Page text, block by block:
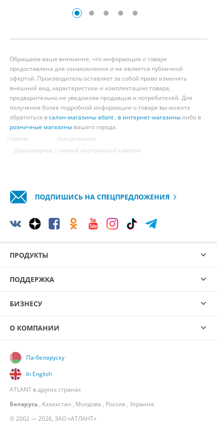
Обращаем ваше внимание, что информация о товаре
предоставлена для ознакомления и не является публичной
офертой. Производитель оставляет за собой право изменять
внешний вид, характеристики и комплектацию товара,
предварительно не уведомляя продавцов и потребителей. Для
получения более подробной информации о товаре вы можете
обратиться всалон-магазины atlant , в интернет-магазинылибо в
розничные магазины вашего города.
Главная
Холодильники
Двухкамерные с нижней морозильной камерой
ПОДПИШИСЬ НА СПЕЦПРЕДЛОЖЕНИЯ
ПРОДУКТЫ
ПОДДЕРЖКА
БИЗНЕСУ
О КОМПАНИИ
© 2002 — 2026, ЗАО «АТЛАНТ»
Па-беларуску
In English
ATLANT в других странах
Беларусь , Казахстан , Молдова , Россия , Украина